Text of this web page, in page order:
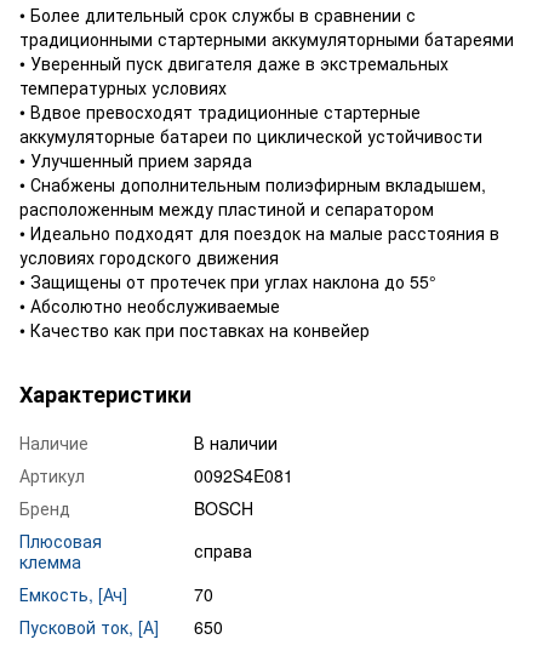
• Более длительный срок службы в сравнении с
традиционными стартерными аккумуляторными батареями
• Уверенный пуск двигателя даже в экстремальных
температурных условиях
• Вдвое превосходят традиционные стартерные
аккумуляторные батареи по циклической устойчивости
• Улучшенный прием заряда
• Снабжены дополнительным полиэфирным вкладышем,
расположенным между пластиной и сепаратором
• Идеально подходят для поездок на малые расстояния в
условиях городского движения
• Защищены от протечек при углах наклона до 55°
• Абсолютно необслуживаемые
• Качество как при поставках на конвейер
Характеристики
Наличие
В наличии
Артикул
0092S4E081
Бренд
BOSCH
Плюсовая
клемма
справа
Емкость, [Ач]
70
Пусковой ток, [А]
650